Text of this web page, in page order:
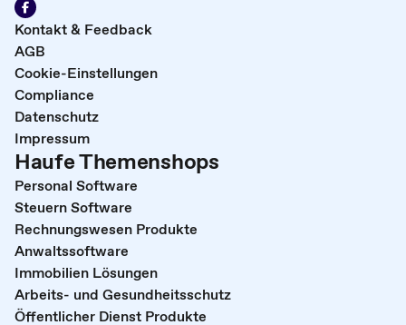
Kontakt & Feedback
AGB
Cookie-Einstellungen
Compliance
Datenschutz
Impressum
Haufe Themenshops
Personal Software
Steuern Software
Rechnungswesen Produkte
Anwaltssoftware
Immobilien Lösungen
Arbeits- und Gesundheitsschutz
Öffentlicher Dienst Produkte